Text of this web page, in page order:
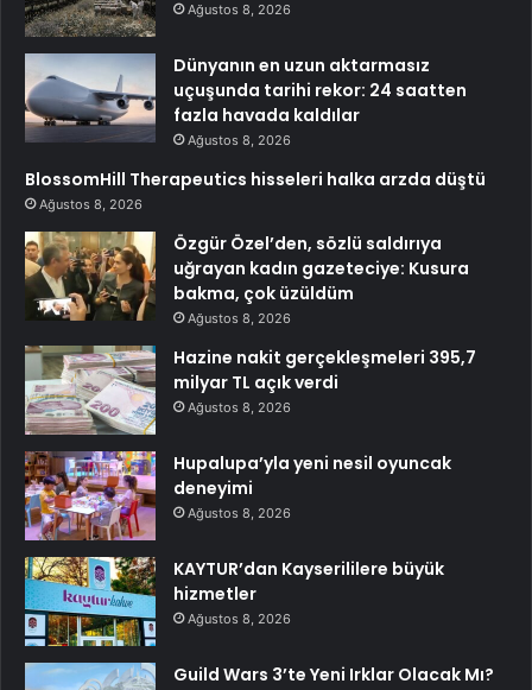
Ağustos 8, 2026
Dünyanın en uzun aktarmasız
uçuşunda tarihi rekor: 24 saatten
fazla havada kaldılar
Ağustos 8, 2026
BlossomHill Therapeutics hisseleri halka arzda düştü
Ağustos 8, 2026
Özgür Özel’den, sözlü saldırıya
uğrayan kadın gazeteciye: Kusura
bakma, çok üzüldüm
Ağustos 8, 2026
Hazine nakit gerçekleşmeleri 395,7
milyar TL açık verdi
Ağustos 8, 2026
Hupalupa’yla yeni nesil oyuncak
deneyimi
Ağustos 8, 2026
KAYTUR’dan Kayserililere büyük
hizmetler
Ağustos 8, 2026
Guild Wars 3’te Yeni Irklar Olacak Mı?